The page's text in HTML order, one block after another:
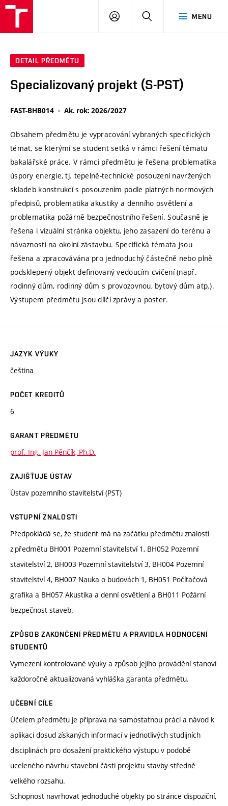
MENU
PŘIHLÁSIT
DETAIL PŘEDMĚTU
Specializovaný projekt (S-PST)
FAST-BHB014 Ak. rok: 2026/2027
Obsahem předmětu je vypracování vybraných specifických
témat, se kterými se student setká v rámci řešení tématu
bakalářské práce. V rámci předmětu je řešena problematika
úspory energie, tj. tepelně-technické posouzení navržených
skladeb konstrukcí s posouzením podle platných normových
předpisů, problematika akustiky a denního osvětlení a
problematika požárně bezpečnostního řešení. Současně je
řešena i vizuální stránka objektu, jeho zasazení do terénu a
návaznosti na okolní zástavbu. Specifická témata jsou
řešena a zpracovávána pro jednoduchý částečně nebo plně
podsklepený objekt definovaný vedoucím cvičení (např.
rodinný dům, rodinný dům s provozovnou, bytový dům atp.).
Výstupem předmětu jsou dílčí zprávy a poster.
JAZYK VÝUKY
čeština
POČET KREDITŮ
6
GARANT PŘEDMĚTU
prof. Ing. Jan Pěnčík, Ph.D.
ZAJIŠŤUJE ÚSTAV
Ústav pozemního stavitelství (PST)
VSTUPNÍ ZNALOSTI
Předpokládá se, že student má na začátku předmětu znalosti
z předmětu BH001 Pozemní stavitelství 1, BH052 Pozemní
stavitelství 2, BH003 Pozemní stavitelství 3, BH004 Pozemní
stavitelství 4, BH007 Nauka o budovách 1, BH051 Počítačová
grafika a BH057 Akustika a denní osvětlení a BH011 Požární
bezpečnost staveb.
ZPŮSOB ZAKONČENÍ PŘEDMĚTU A PRAVIDLA HODNOCENÍ
STUDENTŮ
Vymezení kontrolované výuky a způsob jejího provádění stanoví
každoročně aktualizovaná vyhláška garanta předmětu.
UČEBNÍ CÍLE
Účelem předmětu je příprava na samostatnou práci a návod k
aplikaci dosud získaných informací v jednotlivých studijních
disciplinách pro dosažení praktického výstupu v podobě
uceleného návrhu stavební části projektu stavby středně
velkého rozsahu.
Schopnost navrhovat jednoduché objekty po stránce dispoziční,